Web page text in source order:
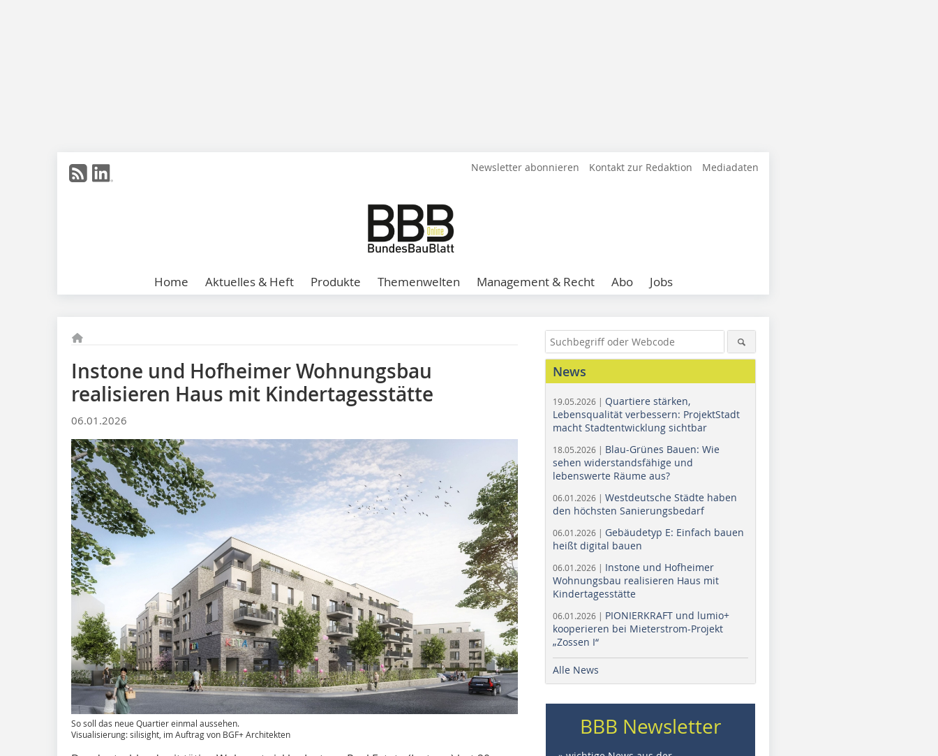
Newsletter abonnieren Kontakt zur Redaktion Mediadaten
Home Aktuelles & Heft Produkte Themenwelten Management & Recht Abo Jobs
Instone und Hofheimer Wohnungsbau
realisieren Haus mit Kindertagesstätte
06.01.2026
So soll das neue Quartier einmal aussehen.
Visualisierung: silisight, im Auftrag von BGF+ Architekten
News
19.05.2026 | Quartiere stärken,
Lebensqualität verbessern: ProjektStadt
macht Stadtentwicklung sichtbar
18.05.2026 | Blau-Grünes Bauen: Wie
sehen widerstandsfähige und
lebenswerte Räume aus?
06.01.2026 | Westdeutsche Städte haben
den höchsten Sanierungsbedarf
06.01.2026 | Gebäudetyp E: Einfach bauen
heißt digital bauen
06.01.2026 | Instone und Hofheimer
Wohnungsbau realisieren Haus mit
Kindertagesstätte
06.01.2026 | PIONIERKRAFT und lumio+
kooperieren bei Mieterstrom-Projekt
„Zossen I“
Alle News
BBB Newsletter